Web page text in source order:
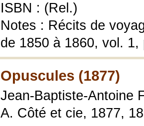
ISBN : (Rel.)
Notes : Récits de
de 1850 à 1860, vol.
Opuscules (1877)
Jean-Baptiste-Antoine
A. Côté et cie, 1877,